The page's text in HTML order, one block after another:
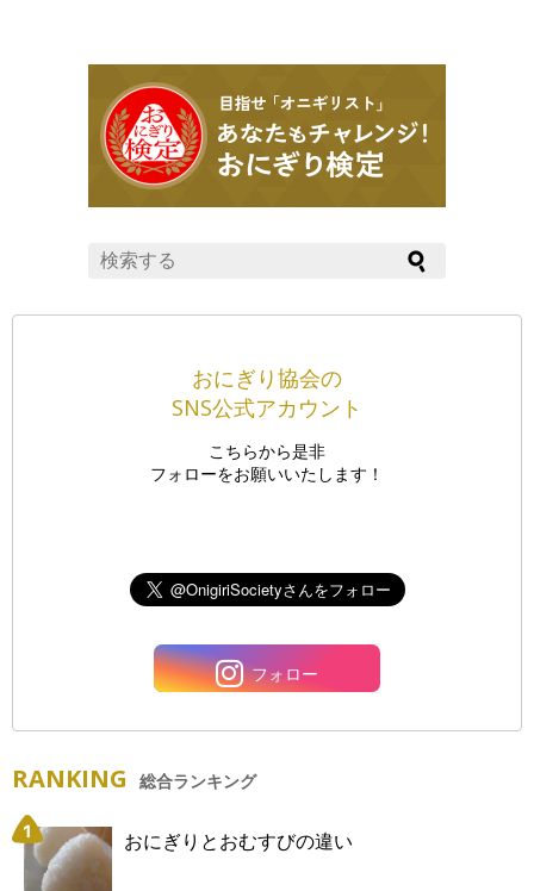
おにぎり協会の
SNS公式アカウント
こちらから是非
フォローをお願いいたします！
フォロー
RANKING 総合ランキング
おにぎりとおむすびの違い